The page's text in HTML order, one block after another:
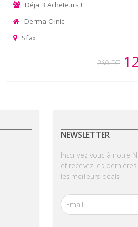
Déja 3 Acheteurs !
Derma Clinic
Sfax
260 DT
NEWSLETTER
Inscrivez-vous à notre
et recevez les
les meilleurs deals.